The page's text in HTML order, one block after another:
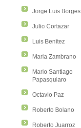
Jorge Luis Borges
Julio Cortazar
Luis Benitez
Maria Zambrano
Mario Santiago
Papasquiaro
Octavio Paz
Roberto Bolano
Roberto Juarroz